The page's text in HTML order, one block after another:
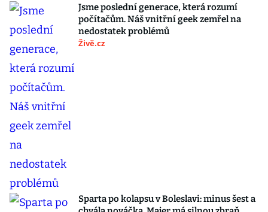
Jsme poslední generace, která rozumí
počítačům. Náš vnitřní geek zemřel na
nedostatek problémů
Živě.cz
Sparta po kolapsu v Boleslavi: minus šest a